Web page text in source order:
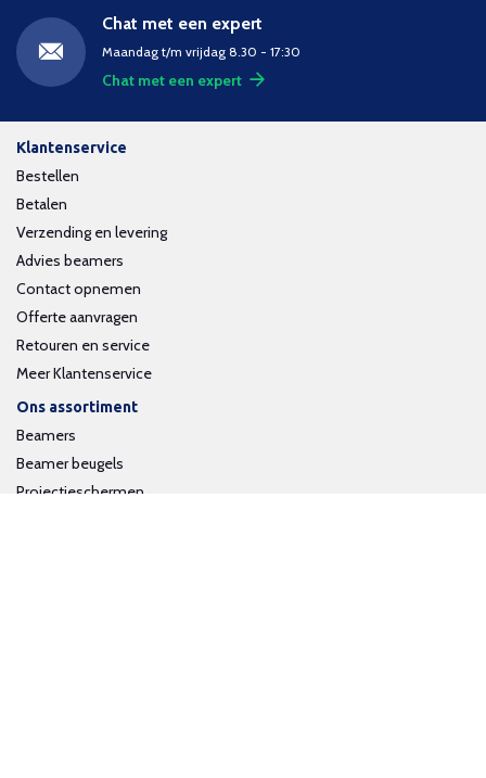
Chat met een expert
Maandag t/m vrijdag 8.30 - 17:30
Chat met een expert
Klantenservice
Bestellen
Betalen
Verzending en levering
Advies beamers
Contact opnemen
Offerte aanvragen
Retouren en service
Meer Klantenservice
Ons assortiment
Beamers
Beamer beugels
Projectieschermen